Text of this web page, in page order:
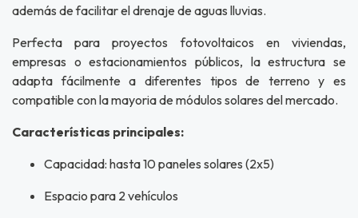
además de facilitar el drenaje de aguas lluvias.
Perfecta para proyectos fotovoltaicos en viviendas,
empresas o estacionamientos públicos, la estructura se
adapta fácilmente a diferentes tipos de terreno y es
compatible con la mayoria de módulos solares del mercado.
Características principales:
Capacidad: hasta 10 paneles solares (2x5)
Espacio para 2 vehículos